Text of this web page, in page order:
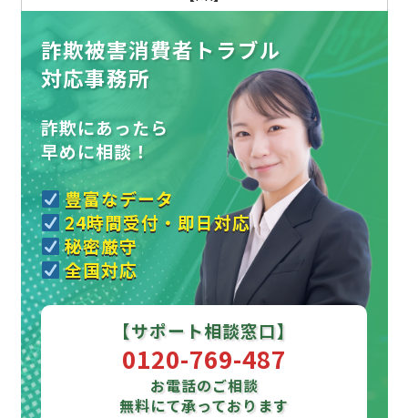
詐欺被害消費者トラブル
対応事務所
詐欺にあったら
早めに相談！
豊富なデータ
24時間受付・即日対応
秘密厳守
全国対応
【サポート相談窓口】
0120-769-487
お電話のご相談
無料にて承っております